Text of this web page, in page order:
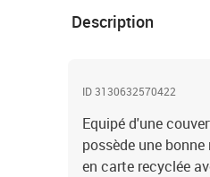
Description
ID 3130632570422
Equipé d'une
possède une
en carte recyclée